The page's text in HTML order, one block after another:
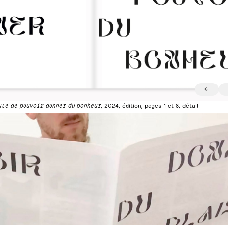
←
de pouvoir donner du bonheur, 2024, édition, pages 1 et 8, détail